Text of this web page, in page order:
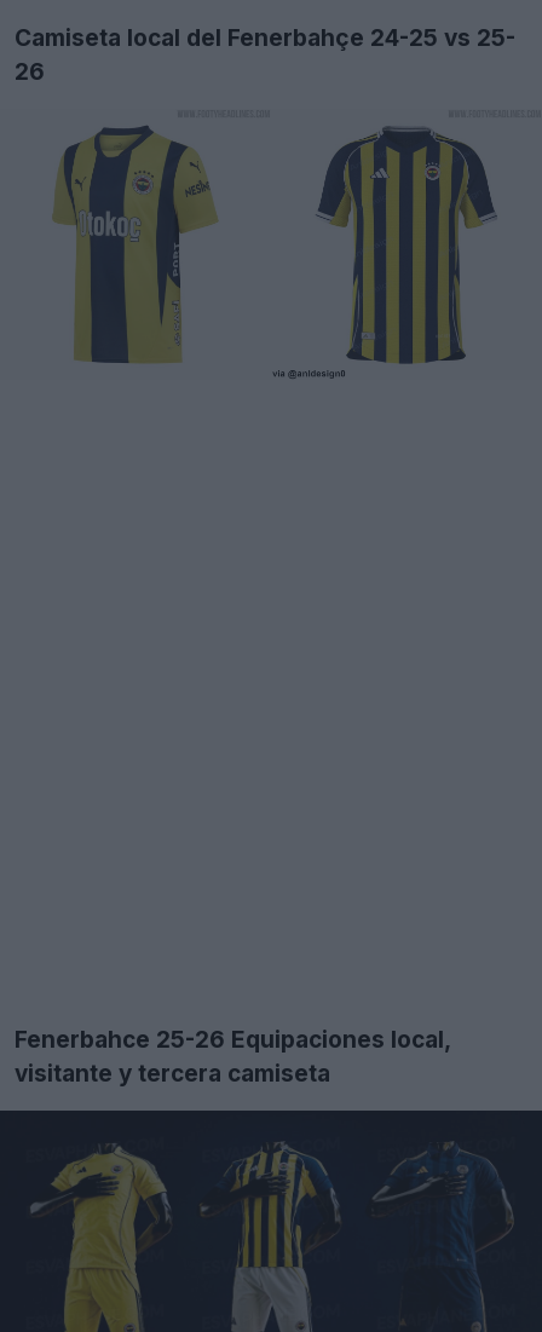
Camiseta local del Fenerbahçe 24-25 vs 25-
26
Fenerbahce 25-26 Equipaciones local,
visitante y tercera camiseta